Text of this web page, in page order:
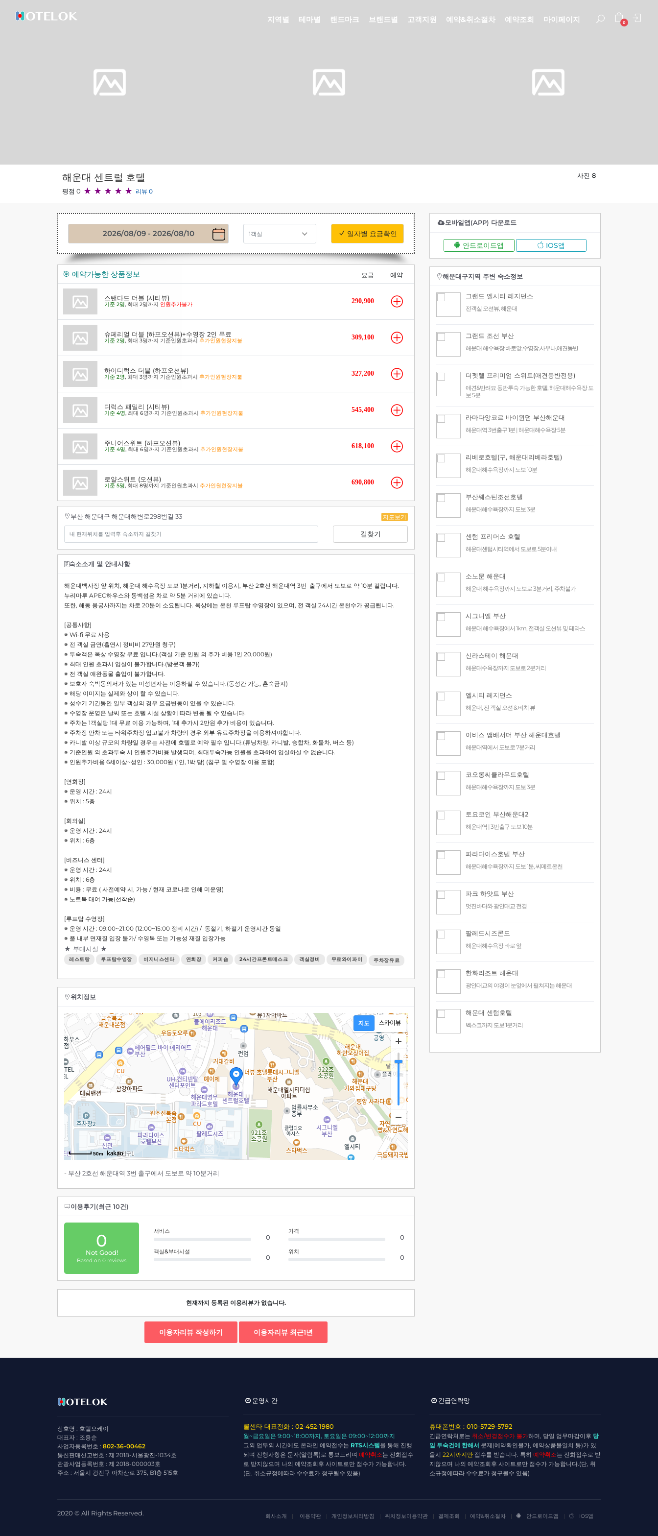
해운대 센트럴 호텔
평점 0 리뷰 0
사진 8
1객실 일자별 요금확인
🎯 예약가능한 상품정보 요금 예약
스탠다드 더블 (시티뷰)
기준 2명, 최대 2명까지 인원추가불가
290,900
슈페리얼 더블 (하프오션뷰)+수영장 2인 무료
기준 2명, 최대 3명까지 기준인원초과시 추가인원현장지불
309,100
하이디럭스 더블 (하프오션뷰)
기준 2명, 최대 3명까지 기준인원초과시 추가인원현장지불
327,200
디럭스 패밀리 (시티뷰)
기준 4명, 최대 6명까지 기준인원초과시 추가인원현장지불
545,400
주니어스위트 (하프오션뷰)
기준 4명, 최대 6명까지 기준인원초과시 추가인원현장지불
618,100
로얄스위트 (오션뷰)
기준 5명, 최대 8명까지 기준인원초과시 추가인원현장지불
690,800
부산 해운대구 해운대해변로298번길 33 지도보기
길찾기
숙소소개 및 안내사항
해운대백사장 앞 위치, 해운대 해수욕장 도보 1분거리, 지하철 이용시, 부산 2호선 해운대역 3번 출구에서 도보로 약 10분 걸립니다.
누리마루 APEC하우스와 동백섬은 차로 약 5분 거리에 있습니다.
또한, 해동 용궁사까지는 차로 20분이 소요됩니다. 옥상에는 온천 루프탑 수영장이 있으며, 전 객실 24시간 온천수가 공급됩니다.
[공통사항]
※ Wi-fi 무료 사용
※ 전 객실 금연(흡연시 정비비 27만원 청구)
※ 투숙객은 옥상 수영장 무료 입니다.(객실 기준 인원 외 추가 비용 1인 20,000원)
※ 최대 인원 초과시 입실이 불가합니다.(방문객 불가)
※ 전 객실 애완동물 출입이 불가합니다.
※ 보호자 숙박동의서가 있는 미성년자는 이용하실 수 있습니다.(동성간 가능, 혼숙금지)
※ 해당 이미지는 실제와 상이 할 수 있습니다.
※ 성수기 기간동안 일부 객실의 경우 요금변동이 있을 수 있습니다.
※ 수영장 운영은 날씨 또는 호텔 시설 상황에 따라 변동 될 수 있습니다.
※ 주차는 1객실당 1대 무료 이용 가능하며, 1대 추가시 2만원 추가 비용이 있습니다.
※ 주차장 만차 또는 타워주차장 입고불가 차량의 경우 외부 유료주차장을 이용하셔야합니다.
※ 카니발 이상 규모의 차량일 경우는 사전에 호텔로 예약 필수 입니다.(튜닝차량, 카니발, 승합차, 화물차, 버스 등)
※ 기준인원 외 초과투숙 시 인원추가비용 발생되며, 최대투숙가능 인원을 초과하여 입실하실 수 없습니다.
※ 인원추가비용 6세이상~성인 : 30,000원 (1인, 1박 당) (침구 및 수영장 이용 포함)
[연회장]
※ 운영 시간 : 24시
※ 위치 : 5층
[회의실]
※ 운영 시간 : 24시
※ 위치 : 6층
[비즈니스 센터]
※ 운영 시간 : 24시
※ 위치 : 6층
※ 비용 : 무료 ( 사전예약 시, 가능 / 현재 코로나로 인해 미운영)
※ 노트북 대여 가능(선착순)
[루프탑 수영장]
※ 운영 시간 : 09:00~21:00 (12:00~15:00 정비 시간) / 동절기, 하절기 운영시간 동일
※ 풀 내부 면재질 입장 불가/ 수영복 또는 기능성 재질 입장가능
★ 부대시설 ★
레스토랑 루프탑수영장 비지니스센타 연회장 커피숍 24시간프론트데스크 객실정비 무료와이파이 주차장유료
위치정보
50m
- 부산 2호선 해운대역 3번 출구에서 도보로 약 10분거리
이용후기(최근 10건)
0
Not Good!
Based on 0 reviews
서비스
0
객실&부대시설
0
가격
0
위치
0
현재까지 등록된 이용리뷰가 없습니다.
이용자리뷰 작성하기 이용자리뷰 최근1년
모바일앱(APP) 다운로드
안드로이드앱 IOS앱
해운대구지역 주변 숙소정보
그랜드 엘시티 레지던스
전객실 오션뷰, 해운대
그랜드 조선 부산
해운대 해수욕장 바로앞,수영장,사우나,애견동반
더펫텔 프리미엄 스위트(애견동반전용)
애견&반려묘 동반투숙 가능한 호텔, 해운대해수욕장 도
보 5분
라마다앙코르 바이윈덤 부산해운대
해운대역 3번출구 1분 | 해운대해수욕장 5분
리베로호텔(구, 해운대리베라호텔)
해운대해수욕장까지 도보 10분
부산웨스틴조선호텔
해운대해수욕장까지 도보 3분
센텀 프리머스 호텔
해운대센텀시티역에서 도보로 5분이내
소노문 해운대
해운대 해수욕장까지 도보로 3분거리, 주차불가
시그니엘 부산
해운대 해수욕장에서 1km, 전객실 오션뷰 및 테라스
신라스테이 해운대
해운대수욕장까지 도보로 2분거리
엘시티 레지던스
해운대, 전 객실 오션 & 비치 뷰
이비스 앰배서더 부산 해운대호텔
해운대역에서 도보로 7분거리
코오롱씨클라우드호텔
해운대해수욕장까지 도보 3분
토요코인 부산해운대2
해운대역 | 3번출구 도보 10분
파라다이스호텔 부산
해운대해수욕장까지 도보 1분, 씨메르온천
파크 하얏트 부산
멋진바다와 광안대교 전경
팔레드시즈콘도
해운대해수욕장 바로 앞
한화리조트 해운대
광안대교의 야경이 눈앞에서 펼쳐지는 해운대
해운대 센텀호텔
벡스코까지 도보 1분거리
상호명 : 호텔오케이
대표자 : 조용순
사업자등록번호 : 802-36-00462
통신판매신고번호 : 제 2018-서울광진-1034호
관광사업등록번호 : 제 2018-000003호
주소 : 서울시 광진구 아차산로 375, B1층 515호
운영시간
콜센타 대표전화 : 02-452-1980
월~금요일은 9:00~18:00까지, 토요일은 09:00~12:00까지
그외 업무외 시간에도 온라인 예약접수는 RTS시스템을 통해 진행
되며 진행사항은 문자(알림톡)로 통보드리며 예약취소는 전화접수
로 받지않으며 나의 예약조회후 사이트로만 접수가 가능합니다.
(단, 취소규정에따라 수수료가 청구될수 있음)
긴급연락망
휴대폰번호 : 010-5729-5792
긴급연락처로는 취소/변경접수가 불가하며, 당일 업무마감이후 당
일 투숙건에 한해서 문제(예약확인불가, 예약상품불일치 등)가 있
을시 22시까지만 접수를 받습니다. 특히 예약취소는 전화접수로 받
지않으며 나의 예약조회후 사이트로만 접수가 가능합니다.(단, 취
소규정에따라 수수료가 청구될수 있음)
2020 © All Rights Reserved. 회사소개 이용약관 개인정보처리방침 위치정보이용약관 결제조회 예약&취소절차 안드로이드앱 IOS앱
0
지역별 테마별 랜드마크 브랜드별 고객지원 예약&취소절차 예약조회 마이페이지